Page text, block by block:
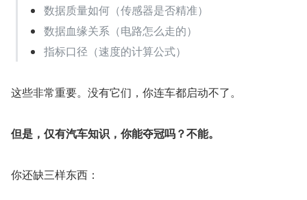
数据质量如何（传感器是否精准）
数据血缘关系（电路怎么走的）
指标口径（速度的计算公式）
这些非常重要。没有它们，你连车都启动不了。
但是，仅有汽车知识，你能夺冠吗？不能。
你还缺三样东西：